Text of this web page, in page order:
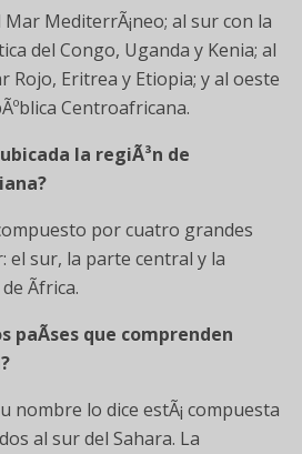
MediterrÃ¡neo; al sur con la
del Congo, Uganda y Kenia; al
Rojo, Eritrea y Etiopia; y al oeste
Centroafricana.
la regiÃ³n de
por cuatro grandes
el sur, la parte central y la
Ãfrica.
paÃ­ses que comprenden
nombre lo dice estÃ¡ compuesta
al sur del Sahara. La